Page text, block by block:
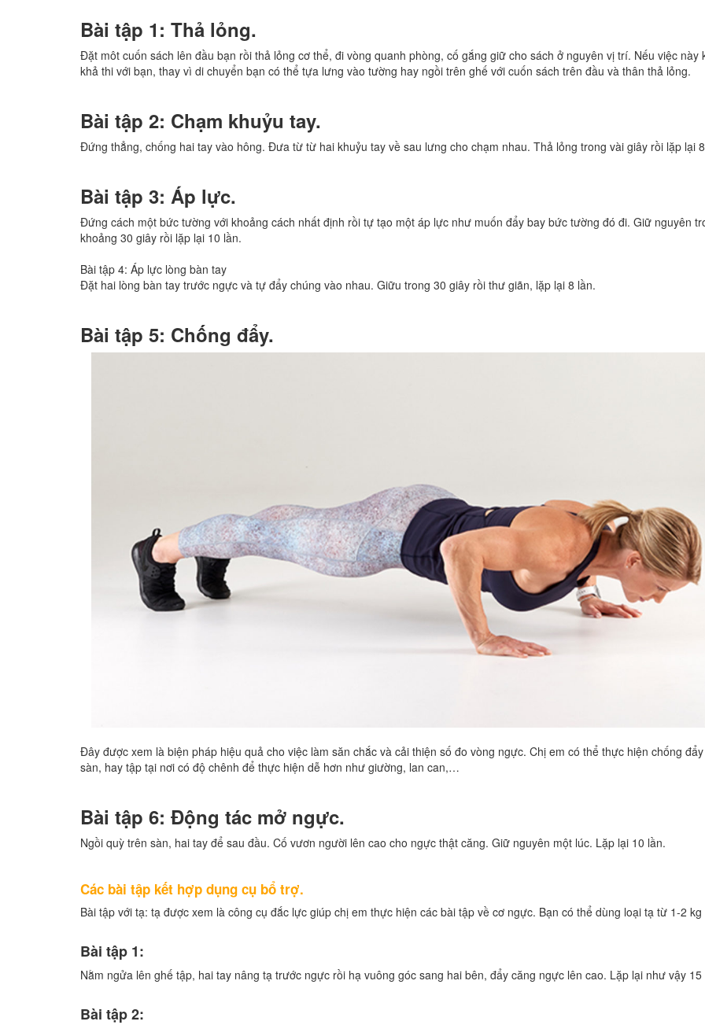
Bài tập 1: Thả lỏng.
Đặt môt cuốn sách lên đầu bạn rồi thả lỏng cơ thể, đi vòng quanh phòng, cố gắng giữ cho sách ở nguyên vị trí. Nếu việc này
khả thi với bạn, thay vì di chuyển bạn có thể tựa lưng vào tường hay ngồi trên ghế với cuốn sách trên đầu và thân thả lỏng.
Bài tập 2: Chạm khuỷu tay.
Đứng thẳng, chống hai tay vào hông. Đưa từ từ hai khuỷu tay về sau lưng cho chạm nhau. Thả lỏng trong vài giây rồi lặp lại
Bài tập 3: Áp lực.
Đứng cách một bức tường với khoảng cách nhất định rồi tự tạo một áp lực như muốn đẩy bay bức tường đó đi. Giữ nguyên
khoảng 30 giây rồi lặp lại 10 lần.
Bài tập 4: Áp lực lòng bàn tay
Đặt hai lòng bàn tay trước ngực và tự đẩy chúng vào nhau. Giữu trong 30 giây rồi thư giãn, lặp lại 8 lần.
Bài tập 5: Chống đẩy.
Đây được xem là biện pháp hiệu quả cho việc làm săn chắc và cải thiện số đo vòng ngực. Chị em có thể thực hiện chống
sàn, hay tập tại nơi có độ chênh để thực hiện dễ hơn như giường, lan can,…
Bài tập 6: Động tác mở ngực.
Ngồi quỳ trên sàn, hai tay để sau đầu. Cố vươn người lên cao cho ngực thật căng. Giữ nguyên một lúc. Lặp lại 10 lần.
Các bài tập kết hợp dụng cụ bổ trợ.
Bài tập với tạ: tạ được xem là công cụ đắc lực giúp chị em thực hiện các bài tập về cơ ngực. Bạn có thể dùng loại tạ từ 1-2 kg
Bài tập 1:
Nằm ngửa lên ghế tập, hai tay nâng tạ trước ngực rồi hạ vuông góc sang hai bên, đẩy căng ngực lên cao. Lặp lại như vậy 15
Bài tập 2: